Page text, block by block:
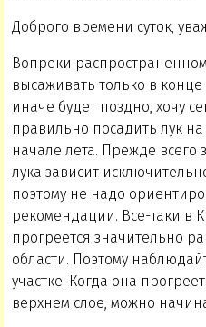
Доброго времени суток,
Вопреки
высаживать только в
иначе будет поздно, хочу
правильно посадить лук
начале лета. Прежде всего
лука зависит
поэтому не надо
рекомендации. Все-таки в
прогреется значительно
области. Поэтому
участке. Когда она
верхнем слое, можно